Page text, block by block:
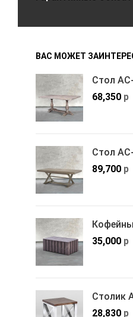
ВАС МОЖЕТ
Стол
68,350 р
Стол
89,700 р
35,000 р
Столик
28,830 р